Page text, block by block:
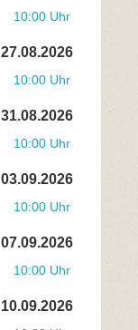
10:00 Uhr
27.08.2026
10:00 Uhr
31.08.2026
10:00 Uhr
03.09.2026
10:00 Uhr
07.09.2026
10:00 Uhr
10.09.2026